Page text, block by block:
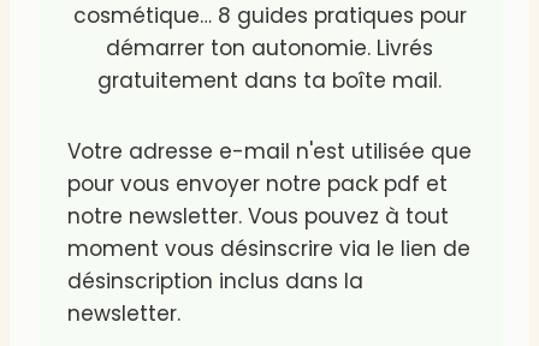
cosmétique… 8 guides pratiques pour
démarrer ton autonomie. Livrés
gratuitement dans ta boîte mail.
Votre adresse e-mail n'est utilisée que
pour vous envoyer notre pack pdf et
notre newsletter. Vous pouvez à tout
moment vous désinscrire via le lien de
désinscription inclus dans la
newsletter.